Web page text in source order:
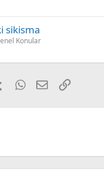
sikisma
Konular
TumblrWhatsApp
E-postaLink